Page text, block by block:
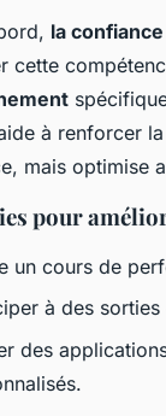
la
cette
à renforcer
mais optimise
pour
un cours de
à des
des